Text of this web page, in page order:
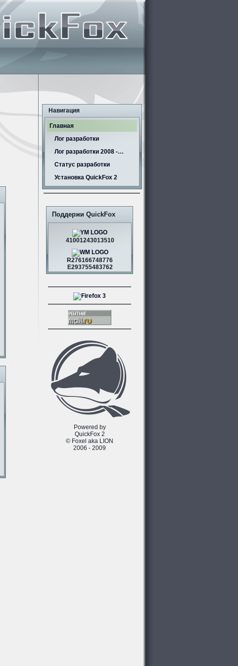
Навигация
Главная
Лог разработки
Лог разработки 2008 -…
Статус разработки
Установка QuickFox 2
Поддержи QuickFox
41001243013510
R276166748776
E293755483762
Powered by
QuickFox 2
© Foxel aka LION
2006 - 2009